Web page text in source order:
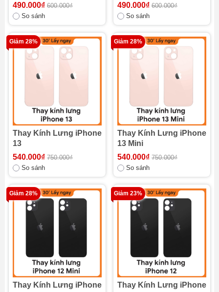
490.000₫ 600.000₫
So sánh
490.000₫ 600.000₫
So sánh
Giảm 28%
Thay Kính Lưng iPhone
13
540.000₫ 750.000₫
So sánh
Giảm 28%
Thay Kính Lưng iPhone
13 Mini
540.000₫ 750.000₫
So sánh
Giảm 28%
Thay Kính Lưng iPhone
Giảm 23%
Thay Kính Lưng iPhone